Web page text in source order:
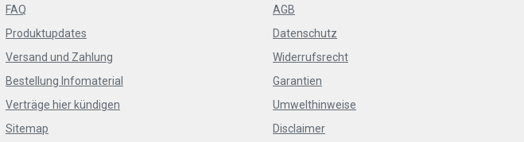
FAQ
Produktupdates
Versand und Zahlung
Bestellung Infomaterial
Verträge hier kündigen
Sitemap
AGB
Datenschutz
Widerrufsrecht
Garantien
Umwelthinweise
Disclaimer